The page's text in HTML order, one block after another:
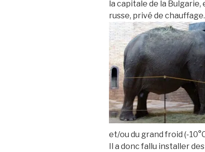
la capitale de la Bulgarie,
russe, privé de chauffage.
et/ou du grand froid (-
Il a donc fallu installer